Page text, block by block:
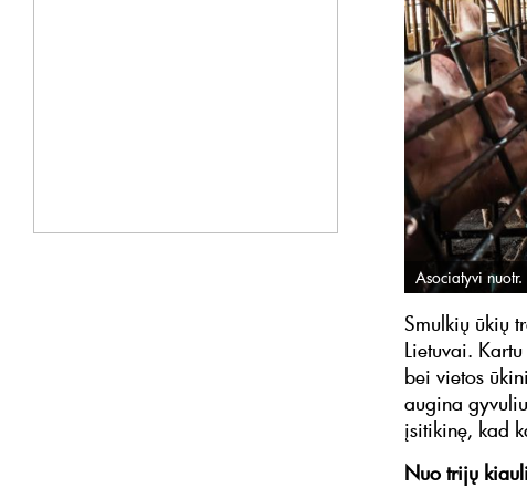
Asociatyvi nuotr.
Smulkių ūkių
Lietuvai.
bei vietos
augina
įsitikinę, kad
Nuo trijų